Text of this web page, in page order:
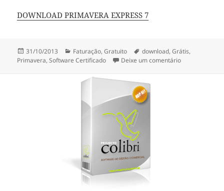
DOWNLOAD PRIMAVERA EXPRESS 7
Publicado
a
31/10/2013 Categorias
Faturação,Gratuito Etiquetas
download,Grátis,
Primavera,Software Certificado Deixe um comentáriosobre